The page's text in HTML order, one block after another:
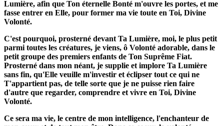
Lumière, afin que Ton éternelle Bonté m'ouvre les portes, et me
fasse entrer en Elle, pour former ma vie toute en Toi, Divine
Volonté.
C'est pourquoi, prosterné devant Ta Lumière, moi, le plus petit
parmi toutes les créatures, je viens, ô Volonté adorable, dans le
petit groupe des premiers enfants de Ton Suprême Fiat.
Prosterné dans mon néant, je supplie et implore Ta Lumière
sans fin, qu'Elle veuille m'investir et éclipser tout ce qui ne
T'appartient pas, de telle sorte que je ne puisse rien faire
d'autre que regarder, comprendre et vivre en Toi, Divine
Volonté.
Ce sera ma vie, le centre de mon intelligence, l'enchanteur de